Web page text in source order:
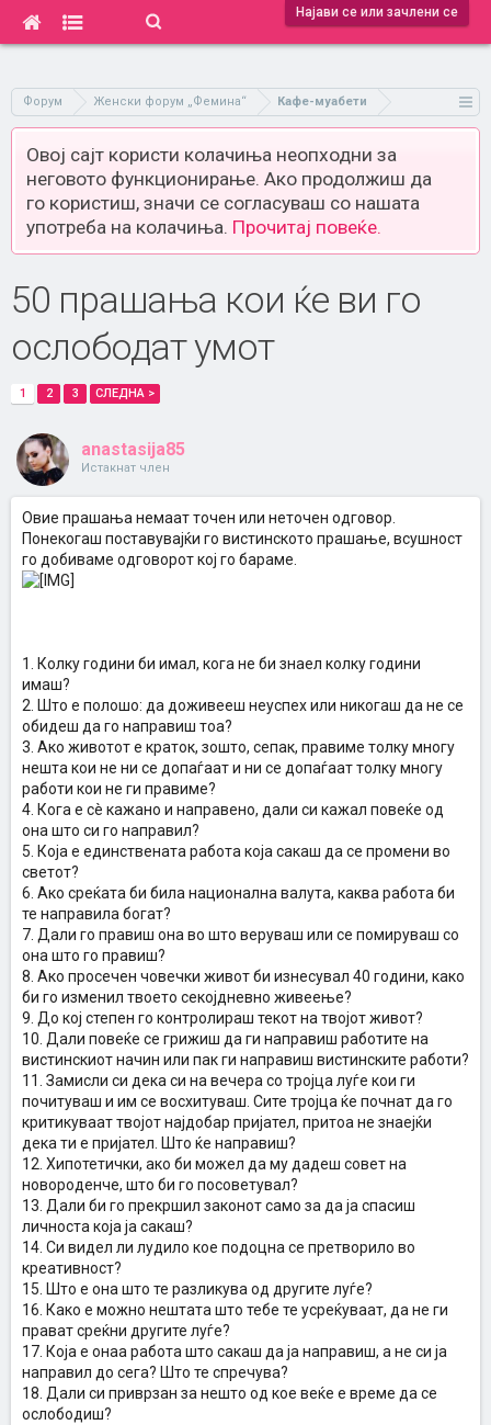
Најави се или зачлени се
Форум Женски форум „Фемина“ Кафе-муабети
Овој сајт користи колачиња неопходни за
неговото функционирање. Ако продолжиш да
го користиш, значи се согласуваш со нашата
употреба на колачиња. Прочитај повеќе.
50 прашања кои ќе ви го
ослободат умот
1 2 3 СЛЕДНА >
anastasija85
Истакнат член
Овие прашања немаат точен или неточен одговор.
Понекогаш поставувајќи го вистинското прашање, всушност
го добиваме одговорот кој го бараме.
1. Колку години би имал, кога не би знаел колку години
имаш?
2. Што е полошо: да доживееш неуспех или никогаш да не се
обидеш да го направиш тоа?
3. Ако животот е краток, зошто, сепак, правиме толку многу
нешта кои не ни се допаѓаат и ни се допаѓаат толку многу
работи кои не ги правиме?
4. Кога е сè кажано и направено, дали си кажал повеќе од
она што си го направил?
5. Која е единствената работа која сакаш да се промени во
светот?
6. Ако среќата би била национална валута, каква работа би
те направила богат?
7. Дали го правиш она во што веруваш или се помируваш со
она што го правиш?
8. Ако просечен човечки живот би изнесувал 40 години, како
би го изменил твоето секојдневно живеење?
9. До кој степен го контролираш текот на твојот живот?
10. Дали повеќе се грижиш да ги направиш работите на
вистинскиот начин или пак ги направиш вистинските работи?
11. Замисли си дека си на вечера со тројца луѓе кои ги
почитуваш и им се восхитуваш. Сите тројца ќе почнат да го
критикуваат твојот најдобар пријател, притоа не знаејќи
дека ти е пријател. Што ќе направиш?
12. Хипотетички, ако би можел да му дадеш совет на
новороденче, што би го посоветувал?
13. Дали би го прекршил законот само за да ја спасиш
личноста која ја сакаш?
14. Си видел ли лудило кое подоцна се претворило во
креативност?
15. Што е она што те разликува од другите луѓе?
16. Како е можно нештата што тебе те усреќуваат, да не ги
прават среќни другите луѓе?
17. Која е онаа работа што сакаш да ја направиш, а не си ја
направил до сега? Што те спречува?
18. Дали си приврзан за нешто од кое веќе е време да се
ослободиш?